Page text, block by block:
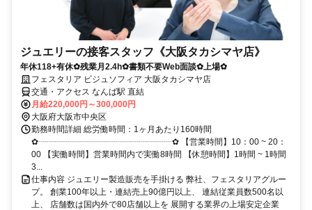
ジュエリーの接客スタッフ《大阪タカシマヤ店》
年休118+有休✿残業月2.4h✿書類不要Web面談✿上場✿
フェスタリア ビジュソフィア 大阪タカシマヤ店
交通・アクセス なんば駅 直結
月給220,000円～300,000円
大阪府大阪市中央区
勤務時間詳細 総労働時間：1ヶ月あたり160時間
✿┈┈┈┈┈┈┈┈┈┈┈┈┈┈┈┈✿ 【営業時間】10：00 ~ 20：
00 【実働時間】営業時間内で実働8時間 【休憩時間】1時間 ~ 1時間
3...
仕事内容 ジュエリー製造販売を手掛ける 弊社、フェスタリアグルー
プ。 創業100年以上・連結売上90億円以上、 連結従業員数500名以
上、 店舗数は国内外で80店舗以上を 展開する業界の上場安定企業